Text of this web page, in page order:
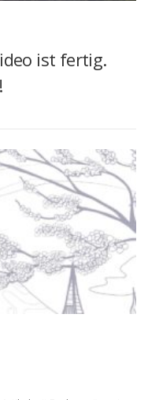
ist fertig.